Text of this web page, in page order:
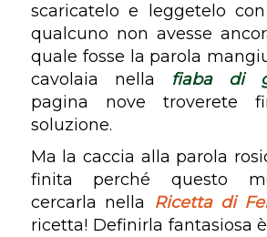
scaricatelo e leggetelo
qualcuno non avesse
quale fosse la parola
cavolaia nella fiaba di
pagina nove troverete
soluzione.
Ma la caccia alla parola
finita perché questo
cercarla nella
Ricetta di
ricetta! Definirla fantasiosa